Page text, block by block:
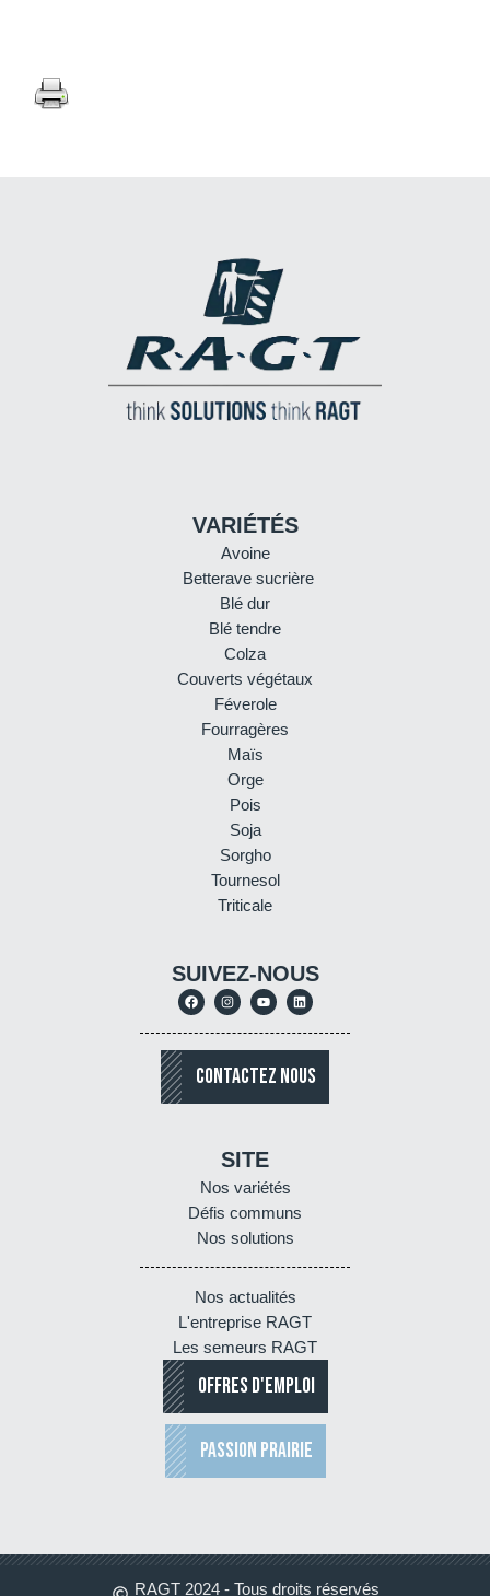
VARIÉTÉS
Avoine
Betterave sucrière
Blé dur
Blé tendre
Colza
Couverts végétaux
Féverole
Fourragères
Maïs
Orge
Pois
Soja
Sorgho
Tournesol
Triticale
SUIVEZ-NOUS
CONTACTEZ NOUS
SITE
Nos variétés
Défis communs
Nos solutions
Nos actualités
L'entreprise RAGT
Les semeurs RAGT
OFFRES D'EMPLOI
PASSION PRAIRIE
RAGT 2024 - Tous droits réservés